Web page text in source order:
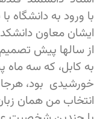
با ورود به دانشگاه
ایشان معاون
از سالها پیش تصمیم
خورشیدی بود،
انتخاب من همان